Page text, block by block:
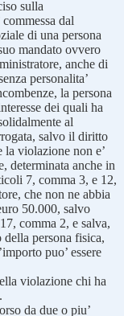
sulla
dal
di una persona
mandato ovvero
anche di
personalita’
la persona
dei quali ha
al
salvo il diritto
la violazione non e’
determinata anche in
7, comma 3, e 12,
che non ne abbia
50.000, salvo
comma 2, e salva,
della persona fisica,
puo’ essere
violazione chi ha
da due o piu’